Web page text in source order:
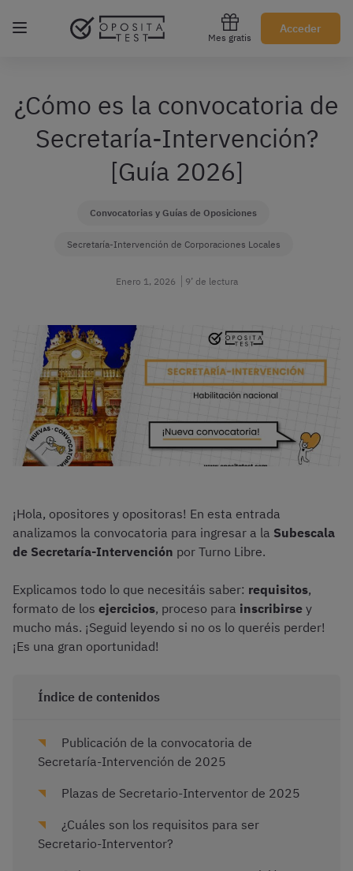
Mes gratis
Acceder
Regístrate gratis
¿Cómo es la convocatoria de
Secretaría-Intervención?
[Guía 2026]
Convocatorias y Guías de Oposiciones
Secretaría-Intervención de Corporaciones Locales
Enero 1, 2026 9’ de lectura
¡Hola, opositores y opositoras! En esta entrada
analizamos la convocatoria para ingresar a la Subescala
de Secretaría-Intervención por Turno Libre.
Explicamos todo lo que necesitáis saber: requisitos,
formato de los ejercicios, proceso para inscribirse y
mucho más. ¡Seguid leyendo si no os lo queréis perder!
¡Es una gran oportunidad!
Índice de contenidos
Publicación de la convocatoria de
Secretaría-Intervención de 2025
Plazas de Secretario-Interventor de 2025
¿Cuáles son los requisitos para ser
Secretario-Interventor?